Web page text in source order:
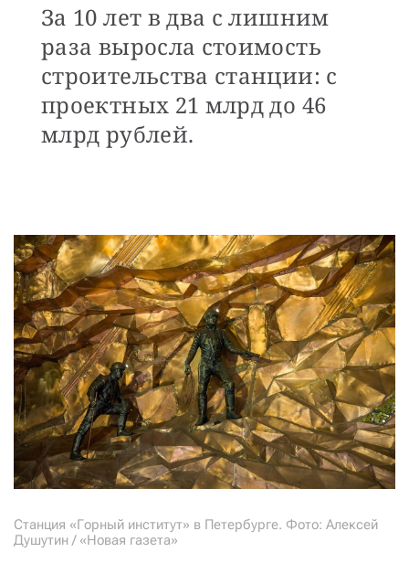
За 10 лет в два с лишним
раза выросла стоимость
строительства станции: с
проектных 21 млрд до 46
млрд рублей.
Станция «Горный институт» в Петербурге. Фото: Алексей
Душутин / «Новая газета»